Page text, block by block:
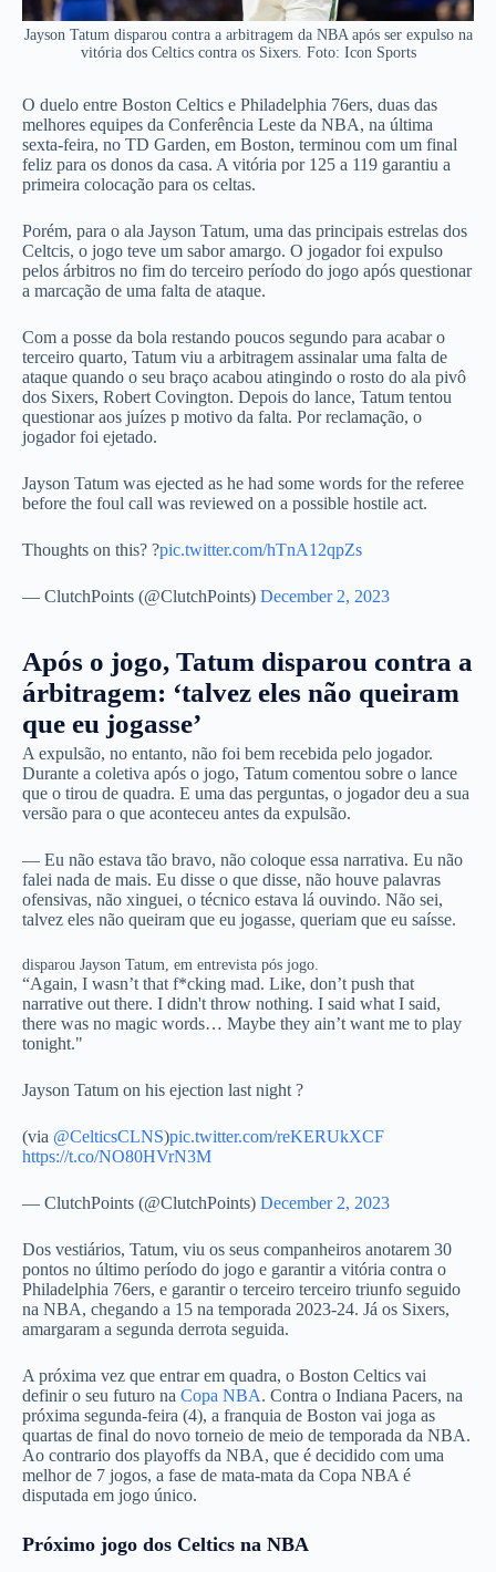
Jayson Tatum disparou contra a arbitragem da NBA após ser expulso na
vitória dos Celtics contra os Sixers. Foto: Icon Sports
O duelo entre Boston Celtics e Philadelphia 76ers, duas das
melhores equipes da Conferência Leste da NBA, na última
sexta-feira, no TD Garden, em Boston, terminou com um final
feliz para os donos da casa. A vitória por 125 a 119 garantiu a
primeira colocação para os celtas.
Porém, para o ala Jayson Tatum, uma das principais estrelas dos
Celtcis, o jogo teve um sabor amargo. O jogador foi expulso
pelos árbitros no fim do terceiro período do jogo após questionar
a marcação de uma falta de ataque.
Com a posse da bola restando poucos segundo para acabar o
terceiro quarto, Tatum viu a arbitragem assinalar uma falta de
ataque quando o seu braço acabou atingindo o rosto do ala pivô
dos Sixers, Robert Covington. Depois do lance, Tatum tentou
questionar aos juízes p motivo da falta. Por reclamação, o
jogador foi ejetado.
Jayson Tatum was ejected as he had some words for the referee
before the foul call was reviewed on a possible hostile act.
Thoughts on this? ?pic.twitter.com/hTnA12qpZs
— ClutchPoints (@ClutchPoints) December 2, 2023
Após o jogo, Tatum disparou contra a
árbitragem: ‘talvez eles não queiram
que eu jogasse’
A expulsão, no entanto, não foi bem recebida pelo jogador.
Durante a coletiva após o jogo, Tatum comentou sobre o lance
que o tirou de quadra. E uma das perguntas, o jogador deu a sua
versão para o que aconteceu antes da expulsão.
— Eu não estava tão bravo, não coloque essa narrativa. Eu não
falei nada de mais. Eu disse o que disse, não houve palavras
ofensivas, não xinguei, o técnico estava lá ouvindo. Não sei,
talvez eles não queiram que eu jogasse, queriam que eu saísse.
disparou Jayson Tatum, em entrevista pós jogo.
“Again, I wasn’t that f*cking mad. Like, don’t push that
narrative out there. I didn't throw nothing. I said what I said,
there was no magic words… Maybe they ain’t want me to play
tonight."
Jayson Tatum on his ejection last night ?️
(via @CelticsCLNS)pic.twitter.com/reKERUkXCF
https://t.co/NO80HVrN3M
— ClutchPoints (@ClutchPoints) December 2, 2023
Dos vestiários, Tatum, viu os seus companheiros anotarem 30
pontos no último período do jogo e garantir a vitória contra o
Philadelphia 76ers, e garantir o terceiro terceiro triunfo seguido
na NBA, chegando a 15 na temporada 2023-24. Já os Sixers,
amargaram a segunda derrota seguida.
A próxima vez que entrar em quadra, o Boston Celtics vai
definir o seu futuro na Copa NBA. Contra o Indiana Pacers, na
próxima segunda-feira (4), a franquia de Boston vai joga as
quartas de final do novo torneio de meio de temporada da NBA.
Ao contrario dos playoffs da NBA, que é decidido com uma
melhor de 7 jogos, a fase de mata-mata da Copa NBA é
disputada em jogo único.
Próximo jogo dos Celtics na NBA